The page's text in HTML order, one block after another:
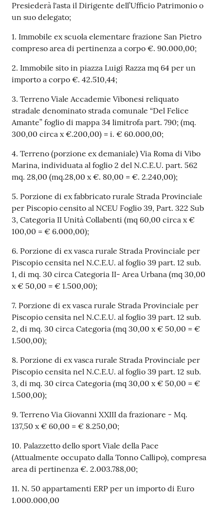
o
r
i
o
Tutti
gli
argomenti...
Seguici
su
Presiederà l'asta il Dirigente dell’Ufficio Patrimonio o
un suo delegato;
1. Immobile ex scuola elementare frazione San Pietro
compreso area di pertinenza a corpo €. 90.000,00;
2. Immobile sito in piazza Luigi Razza mq 64 per un
importo a corpo €. 42.510,44;
3. Terreno Viale Accademie Vibonesi reliquato
stradale denominato strada comunale “Del Felice
Amante” foglio di mappa 34 limitrofa part. 790; (mq.
300,00 circa x €.200,00) = i. € 60.000,00;
4. Terreno (porzione ex demaniale) Via Roma di Vibo
Marina, individuata al foglio 2 del N.C.E.U. part. 562
mq. 28,00 (mq.28,00 x €. 80,00 = €. 2.240,00);
5. Porzione di ex fabbricato rurale Strada Provinciale
per Piscopio censito al NCEU Foglio 39, Part. 322 Sub
3, Categoria II Unità Collabenti (mq 60,00 circa x €
100,00 = € 6.000,00);
6. Porzione di ex vasca rurale Strada Provinciale per
Piscopio censita nel N.C.E.U. al foglio 39 part. 12 sub.
1, di mq. 30 circa Categoria II- Area Urbana (mq 30,00
x € 50,00 = € 1.500,00);
7. Porzione di ex vasca rurale Strada Provinciale per
Piscopio censita nel N.C.E.U. al foglio 39 part. 12 sub.
2, di mq. 30 circa Categoria (mq 30,00 x € 50,00 = €
1.500,00);
8. Porzione di ex vasca rurale Strada Provinciale per
Piscopio censita nel N.C.E.U. al foglio 39 part. 12 sub.
3, di mq. 30 circa Categoria (mq 30,00 x € 50,00 = €
1.500,00);
9. Terreno Via Giovanni XXIII da frazionare - Mq.
137,50 x € 60,00 = € 8.250,00;
10. Palazzetto dello sport Viale della Pace
(Attualmente occupato dalla Tonno Callipo), compresa
area di pertinenza €. 2.003.788,00;
11. N. 50 appartamenti ERP per un importo di Euro
1.000.000,00